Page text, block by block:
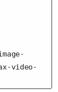
video-